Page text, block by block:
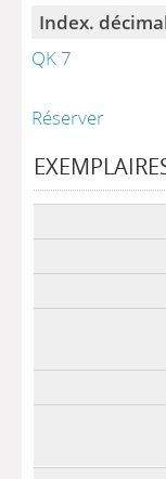
Index.
QK 7
Réserver